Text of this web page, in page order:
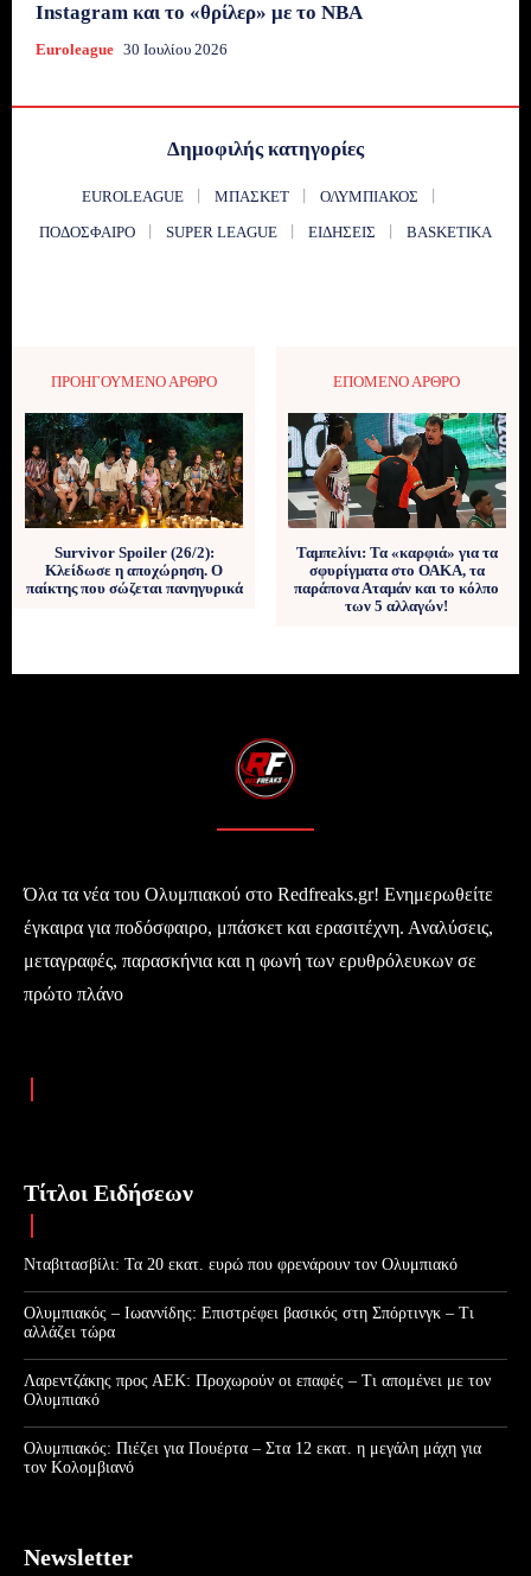
Instagram και το «θρίλερ» με το NBA
Euroleague 30 Ιουλίου 2026
Δημοφιλής κατηγορίες
EUROLEAGUE ΜΠΆΣΚΕΤ
ΟΛΥΜΠΙΑΚΌΣ
ΠΟΔΌΣΦΑΙΡΟ
SUPER LEAGUE ΕΙΔΉΣΕΙΣ BASKETIKA
ΠΡΟΗΓΟΎΜΕΝΟ ΆΡΘΡΟ
Survivor Spoiler (26/2):
Κλείδωσε η αποχώρηση. Ο
παίκτης που σώζεται πανηγυρικά
ΕΠΌΜΕΝΟ ΆΡΘΡΟ
Ταμπελίνι: Τα «καρφιά» για τα
σφυρίγματα στο ΟΑΚΑ, τα
παράπονα Αταμάν και το κόλπο
των 5 αλλαγών!
Όλα τα νέα του Ολυμπιακού στο Redfreaks.gr! Ενημερωθείτε
έγκαιρα για ποδόσφαιρο, μπάσκετ και ερασιτέχνη. Αναλύσεις,
μεταγραφές, παρασκήνια και η φωνή των ερυθρόλευκων σε
πρώτο πλάνο
Τίτλοι Ειδήσεων
Νταβιτασβίλι: Τα 20 εκατ. ευρώ που φρενάρουν τον Ολυμπιακό
Ολυμπιακός – Ιωαννίδης: Επιστρέφει βασικός στη Σπόρτινγκ – Τι
αλλάζει τώρα
Λαρεντζάκης προς ΑΕΚ: Προχωρούν οι επαφές – Τι απομένει με τον
Ολυμπιακό
Ολυμπιακός: Πιέζει για Πουέρτα – Στα 12 εκατ. η μεγάλη μάχη για
τον Κολομβιανό
Newsletter